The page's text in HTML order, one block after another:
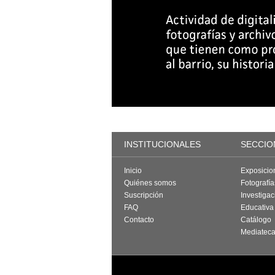
INSTITUCIONALES
Inicio
Quiénes somos
Suscripción
FAQ
Contacto
Educativa
Catálogo
Mediateca